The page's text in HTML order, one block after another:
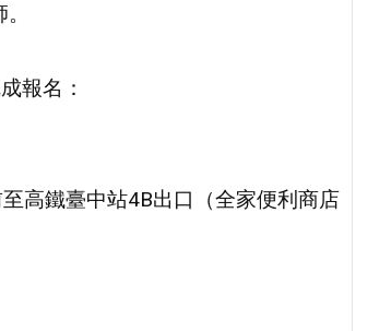
報名：
高鐵臺中站4B出口（全家便利商店